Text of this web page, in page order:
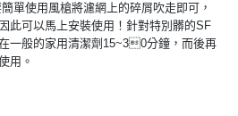
單使用風槍將濾網上的碎屑吹走即可，
此可以馬上安裝使用！針對特別髒的SF
一般的家用清潔劑15~30分鐘，而後再
用。